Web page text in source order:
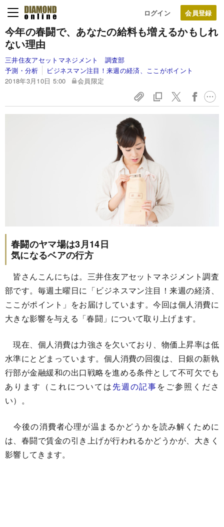
ログイン
今年の春闘で、あなたの給料も増えるかもしれ
ない理由
三井住友アセットマネジメント 調査部
予測・分析
ビジネスマン注目！来週の経済、ここがポイント
2018年3月10日 5:00
会員限定
春闘のヤマ場は3月14日
気になるベアの行方
皆さんこんにちは。三井住友アセットマネジメント調査
部です。毎週土曜日に「ビジネスマン注目！来週の経済、
ここがポイント」をお届けしています。今回は個人消費に
大きな影響を与える「春闘」について取り上げます。
現在、個人消費は力強さを欠いており、物価上昇率は低
水準にとどまっています。個人消費の回復は、日銀の新執
行部が金融緩和の出口戦略を進める条件として不可欠でも
あります（これについては先週の記事をご参照くださ
い）。
今後の消費者心理が温まるかどうかを読み解くために
は、春闘で賃金の引き上げが行われるかどうかが、大きく
影響してきます。